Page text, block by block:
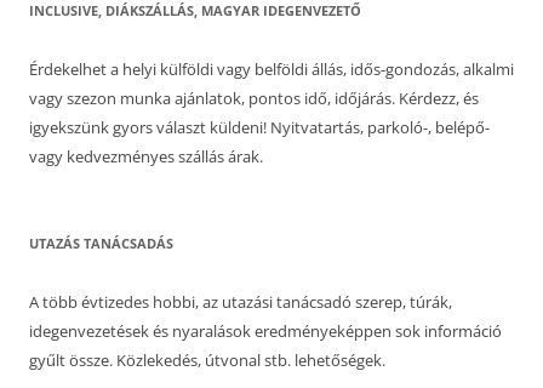
INCLUSIVE, DIÁKSZÁLLÁS, MAGYAR IDEGENVEZETŐ
Érdekelhet a helyi külföldi vagy belföldi állás, idős-gondozás, alkalmi
vagy szezon munka ajánlatok, pontos idő, időjárás. Kérdezz, és
igyekszünk gyors választ küldeni! Nyitvatartás, parkoló-, belépő-
vagy kedvezményes szállás árak.
UTAZÁS TANÁCSADÁS
A több évtizedes hobbi, az utazási tanácsadó szerep, túrák,
idegenvezetések és nyaralások eredményeképpen sok információ
gyűlt össze. Közlekedés, útvonal stb. lehetőségek.